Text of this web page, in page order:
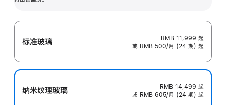
开
标准玻璃 RMB 11,999 起
或 RMB 500/月 (24 期) 起
纳米纹理玻璃 RMB 14,499 起
或 RMB 605/月 (24 期) 起